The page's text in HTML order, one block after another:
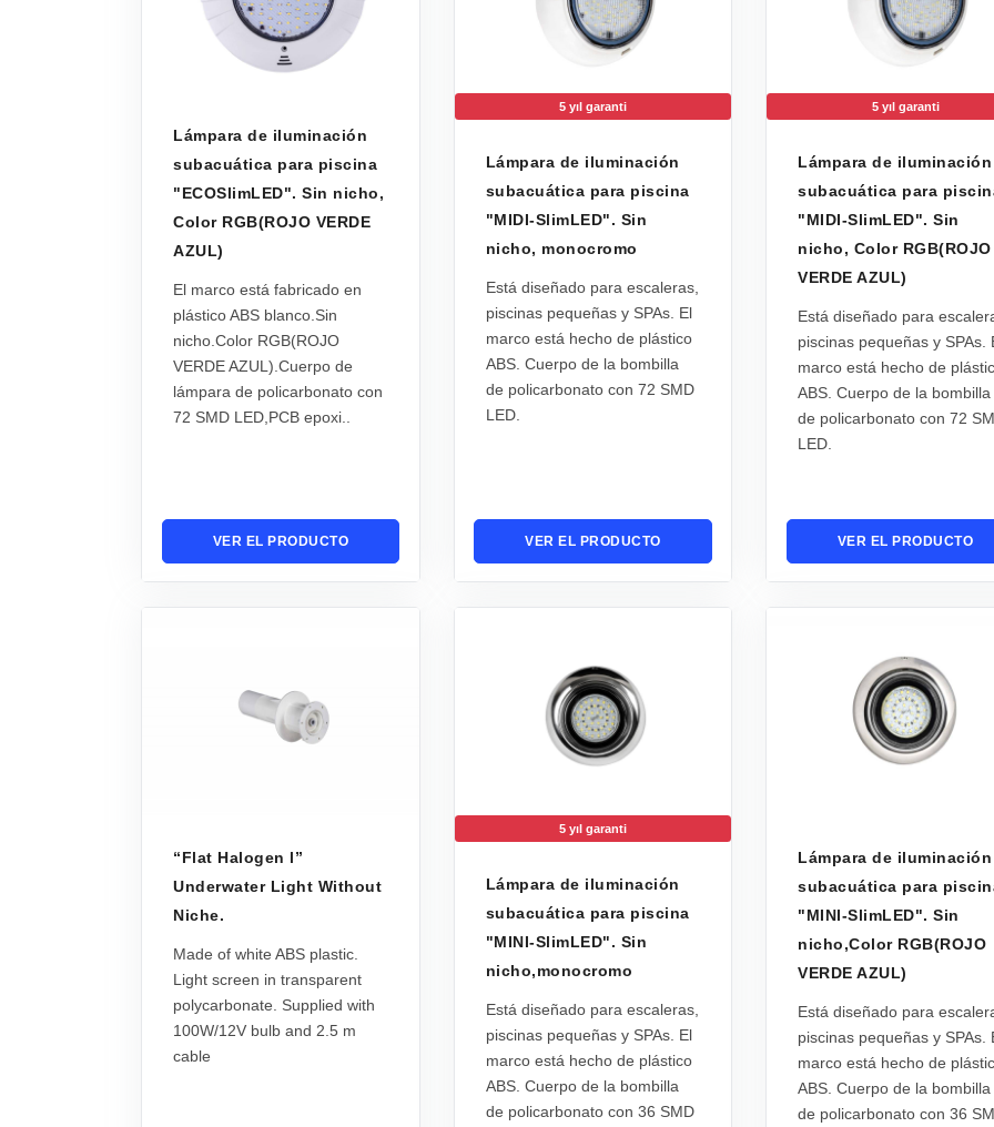
Lámpara de iluminación
subacuática para piscina
"ECOSlimLED". Sin nicho,
Color RGB(ROJO VERDE
AZUL)
El marco está fabricado en
plástico ABS blanco.Sin
nicho.Color RGB(ROJO
VERDE AZUL).Cuerpo de
lámpara de policarbonato con
72 SMD LED,PCB epoxi..
VER EL PRODUCTO
5 yıl garanti
Lámpara de iluminación
subacuática para piscina
"MIDI-SlimLED". Sin
nicho, monocromo
Está diseñado para escaleras,
piscinas pequeñas y SPAs. El
marco está hecho de plástico
ABS. Cuerpo de la bombilla
de policarbonato con 72 SMD
LED.
VER EL PRODUCTO
5 yıl garanti
Lámpara de iluminación
subacuática para
"MIDI-SlimLED". Sin
nicho, Color RGB(ROJO
VERDE AZUL)
Está diseñado para
piscinas pequeñas y SPAs.
marco está hecho de
ABS. Cuerpo de la bombilla
de policarbonato con 72
LED.
VER EL PRODUCTO
“Flat Halogen l”
Underwater Light Without
Niche.
Made of white ABS plastic.
Light screen in transparent
polycarbonate. Supplied with
100W/12V bulb and 2.5 m
cable
5 yıl garanti
Lámpara de iluminación
subacuática para piscina
"MINI-SlimLED". Sin
nicho,monocromo
Está diseñado para escaleras,
piscinas pequeñas y SPAs. El
marco está hecho de plástico
ABS. Cuerpo de la bombilla
de policarbonato con 36 SMD
Lámpara de iluminación
subacuática para
"MINI-SlimLED". Sin
nicho,Color RGB(ROJO
VERDE AZUL)
Está diseñado para
piscinas pequeñas y SPAs.
marco está hecho de
ABS. Cuerpo de la bombilla
de policarbonato con 36